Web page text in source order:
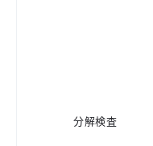
分解検査